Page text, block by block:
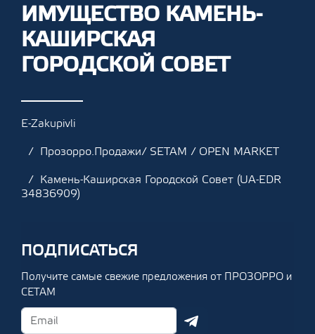
ИМУЩЕСТВО КАМЕНЬ-
КАШИРСКАЯ
ГОРОДСКОЙ СОВЕТ
E-Zakupivli
Прозорро.Продажи/ SETAM / OPEN MARKET
Камень-Каширская Городской Совет (UA-EDR
34836909)
ПОДПИСАТЬСЯ
Получите самые свежие предложения от ПРОЗОРРО и
СЕТАМ